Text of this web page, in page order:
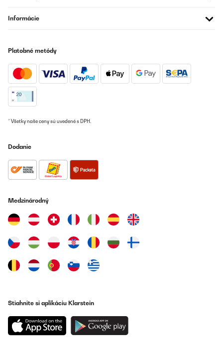
Informácie
Platobné metódy
* Všetky naše ceny sú uvedené s DPH.
Dodanie
Medzinárodný
Stiahnite si aplikáciu Klarstein